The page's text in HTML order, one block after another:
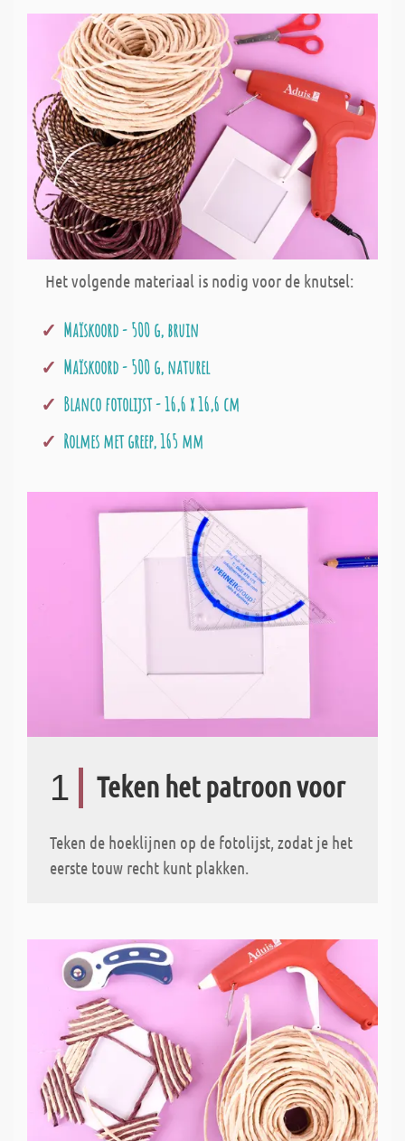
Het volgende materiaal is nodig voor de knutsel:
Maïskoord - 500 g, bruin
Maïskoord - 500 g, naturel
Blanco fotolijst - 16,6 x 16,6 cm
Rolmes met greep, 165 mm
1 Teken het patroon voor
Teken de hoeklijnen op de fotolijst, zodat je het
eerste touw recht kunt plakken.